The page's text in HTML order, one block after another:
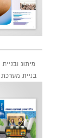
מיתוג
בניית מערכת